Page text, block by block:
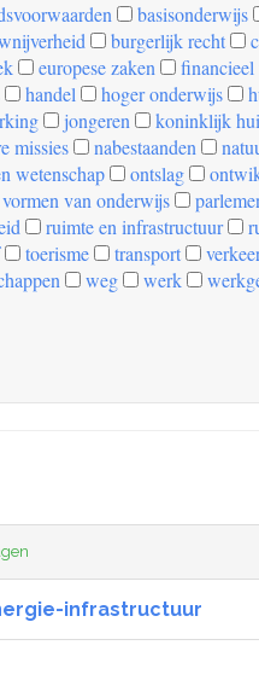
basisonderwijs
burgerlijk recht
europese zaken
handel hoger onderwijs
jongeren koninklijk
missies nabestaanden
wetenschap ontslag
van onderwijs
ruimte en infrastructuur
toerisme transport
weg werk
infrastructuur